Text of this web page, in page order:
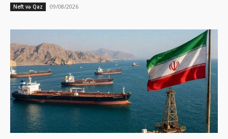
Neft və Qaz 09/08/2026